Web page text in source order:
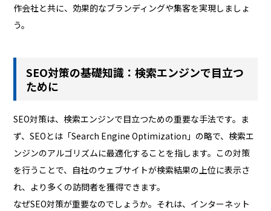
作会社と共に、効果的なブランディングや集客を実現しましょ
う。
SEO対策の基礎知識：検索エンジンで目立つ
ために
SEO対策は、検索エンジンで目立つための重要な手法です。ま
ず、SEOとは「Search Engine Optimization」の略で、検索エ
ンジンのアルゴリズムに最適化することを指します。この対策
を行うことで、自社のウェブサイトが検索結果の上位に表示さ
れ、より多くの訪問者を獲得できます。
なぜSEO対策が重要なのでしょうか。それは、インターネット